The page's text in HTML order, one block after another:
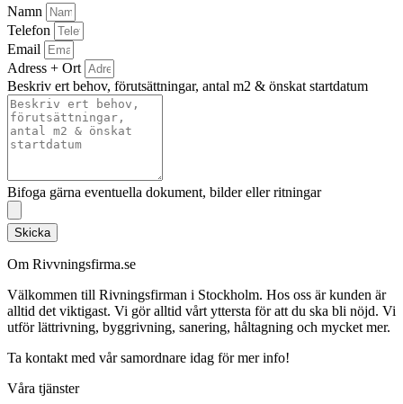
Namn
Telefon
Email
Adress + Ort
Beskriv ert behov, förutsättningar, antal m2 & önskat startdatum
Bifoga gärna eventuella dokument, bilder eller ritningar
Skicka
Om Rivvningsfirma.se
Välkommen till Rivningsfirman i Stockholm. Hos oss är kunden är
alltid det viktigast. Vi gör alltid vårt yttersta för att du ska bli nöjd. Vi
utför lättrivning, byggrivning, sanering, håltagning och mycket mer.
Ta kontakt med vår samordnare idag för mer info!
Våra tjänster